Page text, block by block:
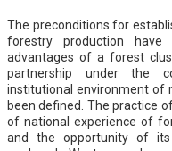
The preconditions for
forestry production
advantages of a forest
partnership under the
institutional environment of
been defined. The practice
of national experience of
and the opportunity of